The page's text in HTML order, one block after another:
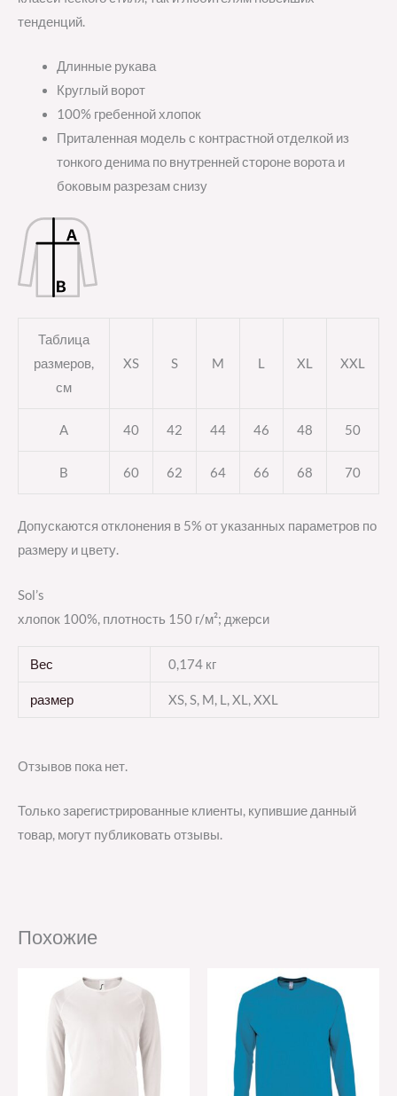
тенденций.
Длинные рукава
Круглый ворот
100% гребенной хлопок
Приталенная модель с контрастной отделкой из
тонкого денима по внутренней стороне ворота и
боковым разрезам снизу
Таблица
размеров,
см
XS S M L XL XXL
A 40 42 44 46 48 50
B 60 62 64 66 68 70
Допускаются отклонения в 5% от указанных параметров по
размеру и цвету.
Sol’s
хлопок 100%, плотность 150 г/м²; джерси
Вес 0,174 кг
размер XS, S, M, L, XL, XXL
Отзывов пока нет.
Только зарегистрированные клиенты, купившие данный
товар, могут публиковать отзывы.
Похожие